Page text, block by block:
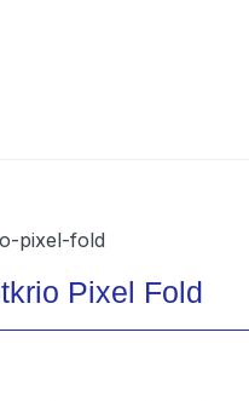
Pixel Fold